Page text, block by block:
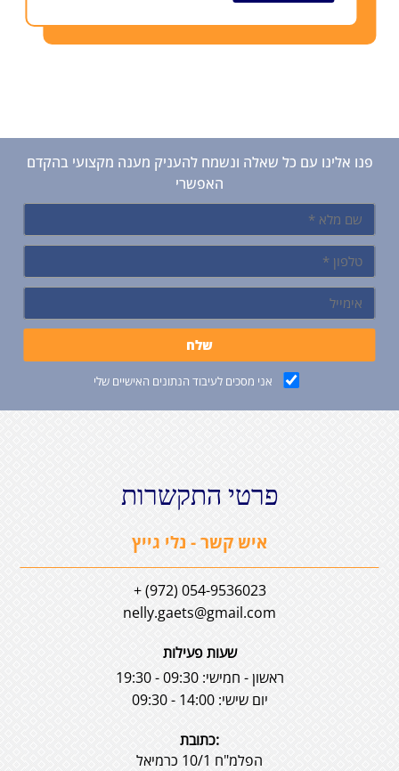
פנו אלינו עם כל שאלה ונשמח להעניק מענה מקצועי בהקדם
האפשרי
אני מסכים לעיבוד הנתונים האישיים שלי
פרטי התקשרות
איש קשר - נלי גייץ
054-9536023 (972) +
nelly.gaets@gmail.com
שעות פעילות
ראשון - חמישי: 09:30 - 19:30
יום שישי: 14:00 - 09:30
:כתובת
הפלמ"ח 10/1 כרמיאל